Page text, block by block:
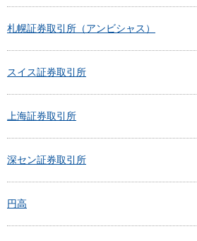
札幌証券取引所（アンビシャス）
スイス証券取引所
上海証券取引所
深セン証券取引所
円高